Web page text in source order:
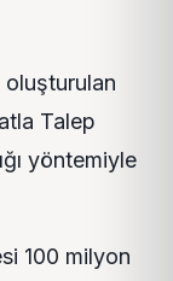
oluşturulan
Talep
yöntemiyle
100 milyon